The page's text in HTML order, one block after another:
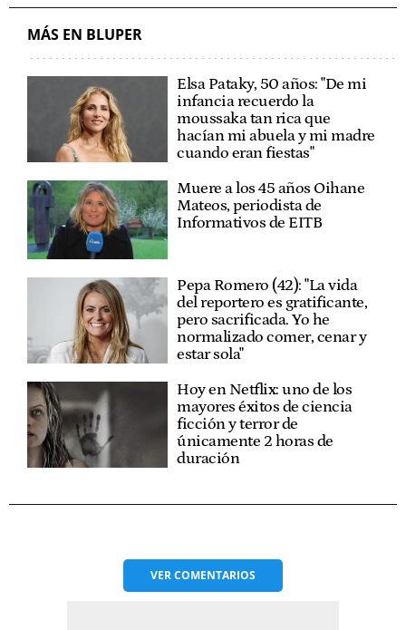
MÁS EN BLUPER
Elsa Pataky, 50 años: "De mi
infancia recuerdo la
moussaka tan rica que
hacían mi abuela y mi madre
cuando eran fiestas"
Muere a los 45 años Oihane
Mateos, periodista de
Informativos de EITB
Pepa Romero (42): "La vida
del reportero es gratificante,
pero sacrificada. Yo he
normalizado comer, cenar y
estar sola"
Hoy en Netflix: uno de los
mayores éxitos de ciencia
ficción y terror de
únicamente 2 horas de
duración
VERCOMENTARIOS